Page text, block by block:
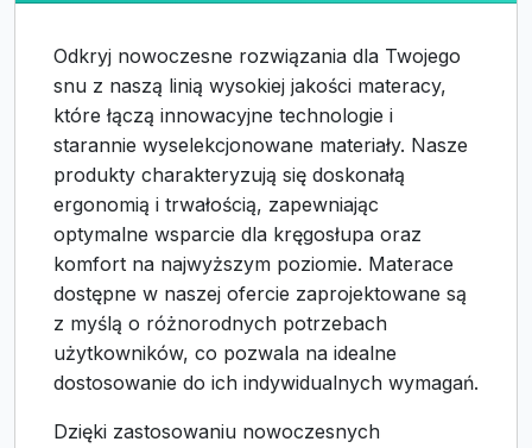
Odkryj nowoczesne rozwiązania dla Twojego
snu z naszą linią wysokiej jakości materacy,
które łączą innowacyjne technologie i
starannie wyselekcjonowane materiały. Nasze
produkty charakteryzują się doskonałą
ergonomią i trwałością, zapewniając
optymalne wsparcie dla kręgosłupa oraz
komfort na najwyższym poziomie. Materace
dostępne w naszej ofercie zaprojektowane są
z myślą o różnorodnych potrzebach
użytkowników, co pozwala na idealne
dostosowanie do ich indywidualnych wymagań.
Dzięki zastosowaniu nowoczesnych